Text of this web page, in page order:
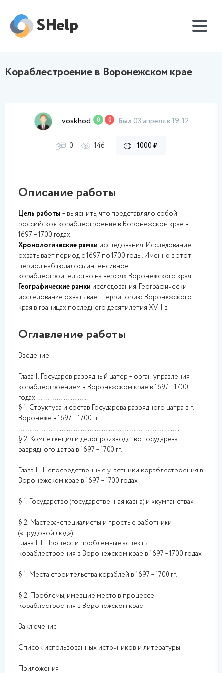
SHelp
Кораблестроение в Воронежском крае
voskhod 0 0 Был 03 апреля в 19:12
0 146 1000 ₽
Описание работы
Цель работы – выяснить, что представляло собой
российское кораблестроение в Воронежском крае в
1697 – 1700 годах.
Хронологические рамки исследования. Исследование
охватывает период с 1697 по 1700 годы. Именно в этот
период наблюдалось интенсивное
кораблестроительство на верфях Воронежского края.
Географические рамки исследования. Географически
исследование охватывает территорию Воронежского
края в границах последнего десятилетия XVII в.
Оглавление работы
Введение
…………………………………………………………………..
Глава I. Государев разрядный шатер – орган управления
кораблестроением в Воронежском крае в 1697 – 1700
годах …………………..
§ 1. Структура и состав Государева разрядного шатра в г.
Воронеже в 1697 – 1700 гг.
…………………………………………………………….
§ 2. Компетенция и делопроизводство Государева
разрядного шатра в 1697 – 1700 гг.
…………………………………………………………….
Глава II. Непосредственные участники кораблестроения в
Воронежском крае в 1697 – 1700 годах
…………………………………………...
§ 1. Государство (государственная казна) и «кумпанства»
……………
§ 2. Мастера-специалисты и простые работники
(«трудовой люд») ….
Глава III. Процесс и проблемные аспекты
кораблестроения в Воронежском крае в 1697 – 1700 годах
……………………………………….
§ 1. Места строительства кораблей в 1697 – 1700 гг.
…………………..
§ 2. Проблемы, имевшие место в процессе
кораблестроения в Воронежском крае
……………………………………………………………...
Заключение
………………………………………......................................
Список использованных источников и литературы
……………………
Приложения